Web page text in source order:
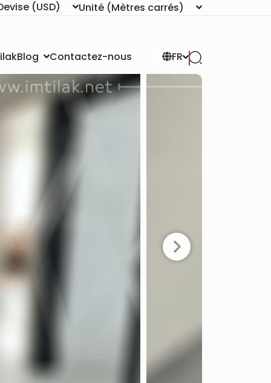
(USD) Unité (Mètres carrés)
Blog Contactez-nous FR